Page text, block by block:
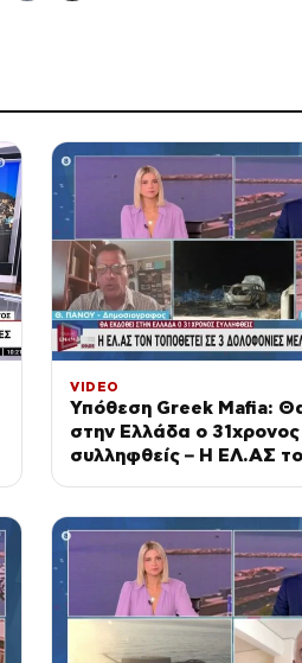
VIDEO
Υπόθεση Greek Mafia:
στην Ελλάδα ο 31χρονος
συλληφθείς – Η ΕΛ.ΑΣ